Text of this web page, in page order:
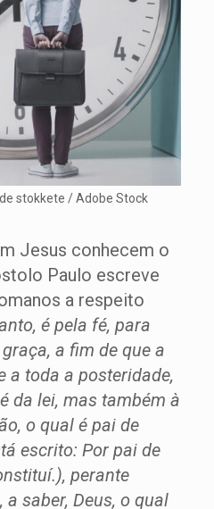
stokkete / Adobe Stock
Jesus conhecem o
Paulo escreve
a respeito
é pela fé, para
a fim de que a
a toda a posteridade,
da lei, mas também à
o qual é pai de
escrito: Por pai de
perante
saber, Deus, o qual